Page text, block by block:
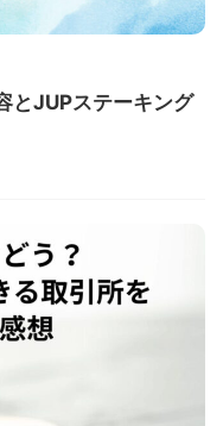
とJUPステーキング